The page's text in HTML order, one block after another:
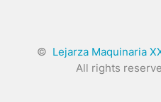
© Lejarza Maquinaria
All rights